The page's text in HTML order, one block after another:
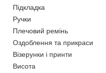
Підкладка
Ручки
Плечовий ремінь
Оздоблення та прикраси
Візерунки і принти
Висота